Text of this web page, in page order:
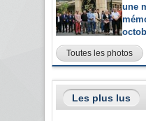
une
Toutes les photos
Les plus lus